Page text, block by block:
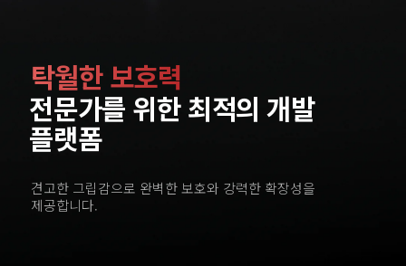
탁월한 보호력
전문가를 위한 최적의 개발
플랫폼
견고한 그립감으로 완벽한 보호와 강력한 확장성을
제공합니다.